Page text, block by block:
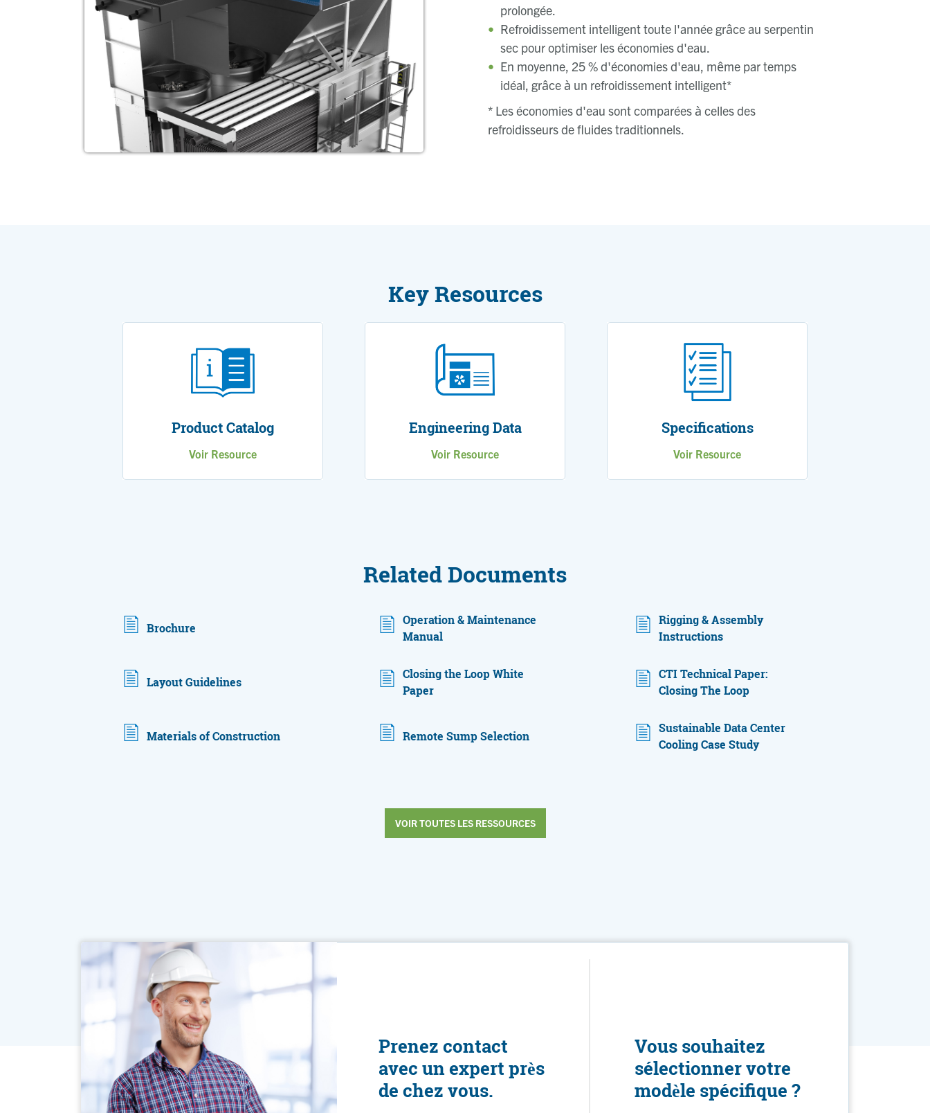
prolongée.
Refroidissement intelligent toute l'année grâce au serpentin
sec pour optimiser les économies d'eau.
En moyenne, 25 % d'économies d'eau, même par temps
idéal, grâce à un refroidissement intelligent*
* Les économies d'eau sont comparées à celles des
refroidisseurs de fluides traditionnels.
Key Resources
Product Catalog
Voir Resource
Engineering Data
Voir Resource
Specifications
Voir Resource
Related Documents
Brochure
Operation & Maintenance
Manual
Rigging & Assembly
Instructions
Layout Guidelines
Closing the Loop White
Paper
CTI Technical Paper:
Closing The Loop
Materials of Construction Remote Sump Selection
Sustainable Data Center
Cooling Case Study
VOIR TOUTES LES RESSOURCES
Prenez contact
avec un expert près
de chez vous.
Vous souhaitez
sélectionner votre
modèle spécifique ?